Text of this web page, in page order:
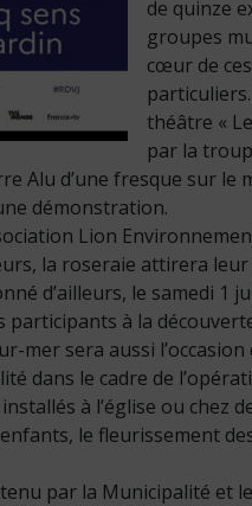
de quinze
groupes
cœur de
théâtre «
par la
Alu d’une fresque sur le
démonstration.
Lion
la roseraie attirera
d’ailleurs, le samedi 1
à la
mer sera aussi
dans le cadre de
à l’église ou chez
le fleurissement
par la Municipalité et